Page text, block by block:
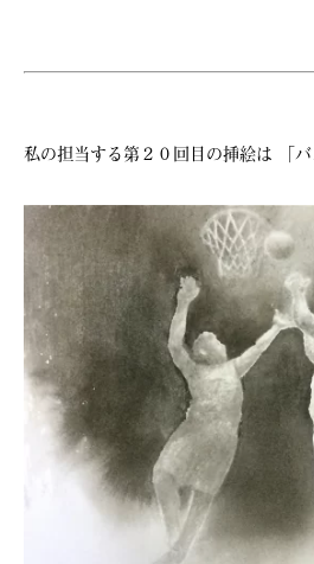
私の担当する第２０回目の挿絵は 「バ